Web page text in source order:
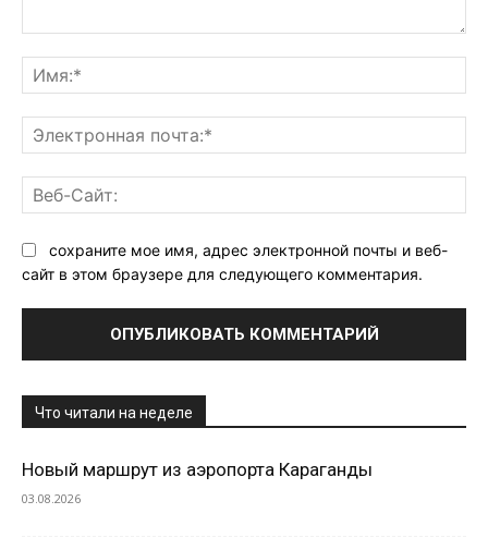
сохраните мое имя, адрес электронной почты и веб-
сайт в этом браузере для следующего комментария.
Что читали на неделе
Новый маршрут из аэропорта Караганды
03.08.2026